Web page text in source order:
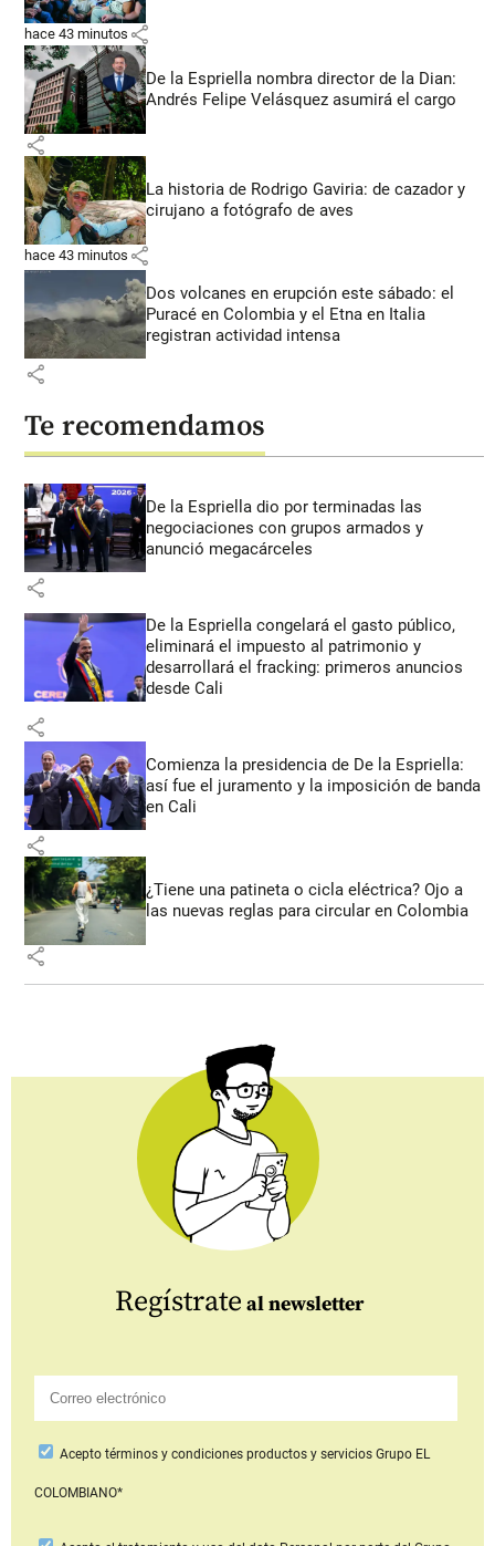
hace 43 minutos share
De la Espriella nombra director de la Dian:
Andrés Felipe Velásquez asumirá el cargo
share
La historia de Rodrigo Gaviria: de cazador y
cirujano a fotógrafo de aves
hace 43 minutos share
Dos volcanes en erupción este sábado: el
Puracé en Colombia y el Etna en Italia
registran actividad intensa
share
Te recomendamos
De la Espriella dio por terminadas las
negociaciones con grupos armados y
anunció megacárceles
share
De la Espriella congelará el gasto público,
eliminará el impuesto al patrimonio y
desarrollará el fracking: primeros anuncios
desde Cali
share
Comienza la presidencia de De la Espriella:
así fue el juramento y la imposición de banda
en Cali
share
¿Tiene una patineta o cicla eléctrica? Ojo a
las nuevas reglas para circular en Colombia
share
Regístrate al newsletter
Aceptotérminos y condiciones productos y serviciosGrupo EL
COLOMBIANO*